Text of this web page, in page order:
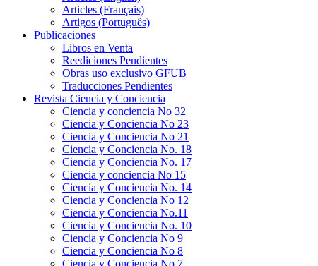
Articles (Français)
Artigos (Português)
Publicaciones
Libros en Venta
Reediciones Pendientes
Obras uso exclusivo GFUB
Traducciones Pendientes
Revista Ciencia y Conciencia
Ciencia y conciencia No 32
Ciencia y Conciencia No 23
Ciencia y Conciencia No 21
Ciencia y Conciencia No. 18
Ciencia y Conciencia No. 17
Ciencia y conciencia No 15
Ciencia y Conciencia No. 14
Ciencia y Conciencia No 12
Ciencia y Conciencia No.11
Ciencia y Conciencia No. 10
Ciencia y Conciencia No 9
Ciencia y Conciencia No 8
Ciencia y Conciencia No 7